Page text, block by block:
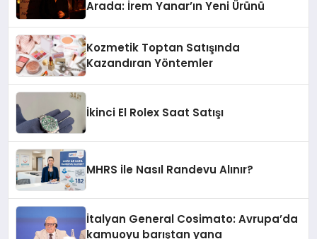
Arada: İrem Yanar’ın Yeni Ürünü
Kozmetik Toptan Satışında
Kazandıran Yöntemler
İkinci El Rolex Saat Satışı
MHRS ile Nasıl Randevu Alınır?
İtalyan General Cosimato: Avrupa’da
kamuoyu barıştan yana